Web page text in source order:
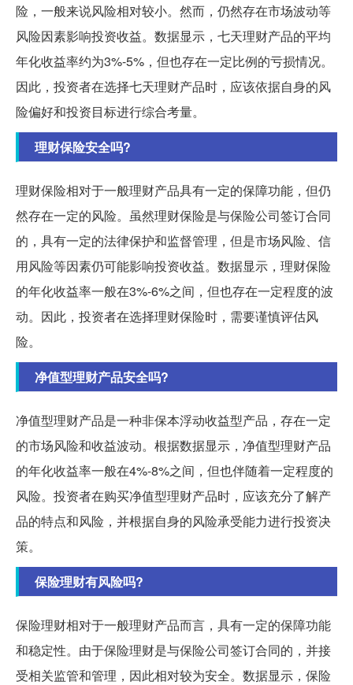
险，一般来说风险相对较小。然而，仍然存在市场波动等
风险因素影响投资收益。数据显示，七天理财产品的平均
年化收益率约为3%-5%，但也存在一定比例的亏损情况。
因此，投资者在选择七天理财产品时，应该依据自身的风
险偏好和投资目标进行综合考量。
理财保险安全吗?
理财保险相对于一般理财产品具有一定的保障功能，但仍
然存在一定的风险。虽然理财保险是与保险公司签订合同
的，具有一定的法律保护和监督管理，但是市场风险、信
用风险等因素仍可能影响投资收益。数据显示，理财保险
的年化收益率一般在3%-6%之间，但也存在一定程度的波
动。因此，投资者在选择理财保险时，需要谨慎评估风
险。
净值型理财产品安全吗?
净值型理财产品是一种非保本浮动收益型产品，存在一定
的市场风险和收益波动。根据数据显示，净值型理财产品
的年化收益率一般在4%-8%之间，但也伴随着一定程度的
风险。投资者在购买净值型理财产品时，应该充分了解产
品的特点和风险，并根据自身的风险承受能力进行投资决
策。
保险理财有风险吗?
保险理财相对于一般理财产品而言，具有一定的保障功能
和稳定性。由于保险理财是与保险公司签订合同的，并接
受相关监管和管理，因此相对较为安全。数据显示，保险